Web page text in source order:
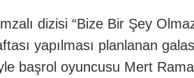
dizisi “Bize Bir Şey
yapılması planlanan
başrol oyuncusu Mert